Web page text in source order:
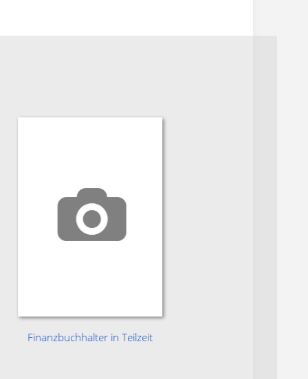
Finanzbuchhalter in Teilzeit